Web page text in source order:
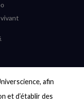
afin
et d’établir des
« Terre »